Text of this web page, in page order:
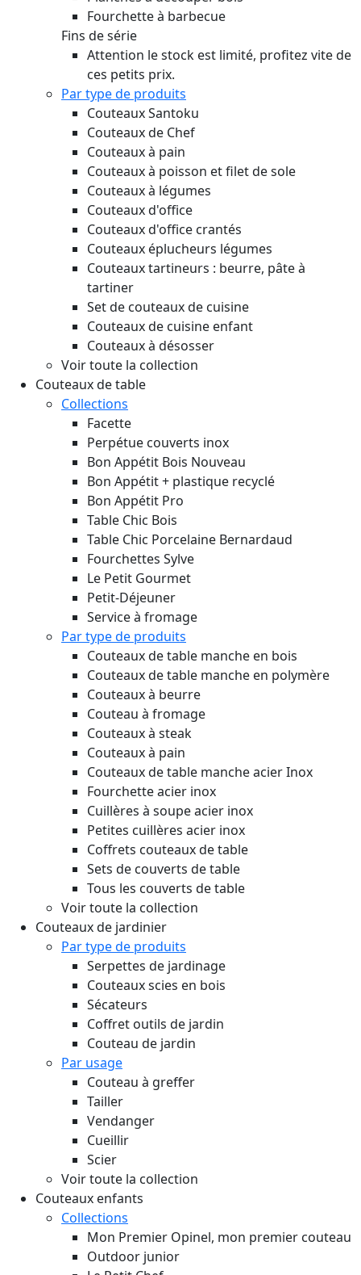
Fourchette à barbecue
Fins de série
Attention le stock est limité, profitez vite de
ces petits prix.
Par type de produits
Couteaux Santoku
Couteaux de Chef
Couteaux à pain
Couteaux à poisson et filet de sole
Couteaux à légumes
Couteaux d'office
Couteaux d'office crantés
Couteaux éplucheurs légumes
Couteaux tartineurs : beurre, pâte à
tartiner
Set de couteaux de cuisine
Couteaux de cuisine enfant
Couteaux à désosser
Voir toute la collection
Couteaux de table
Collections
Facette
Perpétue couverts inox
Bon Appétit Bois Nouveau
Bon Appétit + plastique recyclé
Bon Appétit Pro
Table Chic Bois
Table Chic Porcelaine Bernardaud
Fourchettes Sylve
Le Petit Gourmet
Petit-Déjeuner
Service à fromage
Par type de produits
Couteaux de table manche en bois
Couteaux de table manche en polymère
Couteaux à beurre
Couteau à fromage
Couteaux à steak
Couteaux à pain
Couteaux de table manche acier Inox
Fourchette acier inox
Cuillères à soupe acier inox
Petites cuillères acier inox
Coffrets couteaux de table
Sets de couverts de table
Tous les couverts de table
Voir toute la collection
Couteaux de jardinier
Par type de produits
Serpettes de jardinage
Couteaux scies en bois
Sécateurs
Coffret outils de jardin
Couteau de jardin
Par usage
Couteau à greffer
Tailler
Vendanger
Cueillir
Scier
Voir toute la collection
Couteaux enfants
Collections
Mon Premier Opinel, mon premier couteau
Outdoor junior